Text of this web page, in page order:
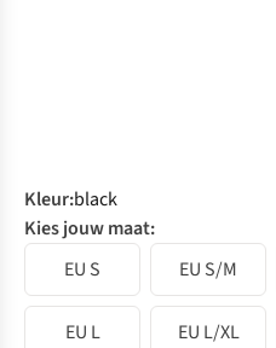
Kleur:black
Kies jouw maat:
EU S
EU S/M
EU L EU L/XL